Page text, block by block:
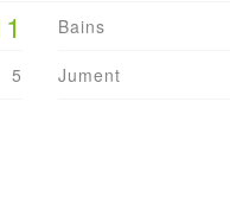
5
Bains
Jument